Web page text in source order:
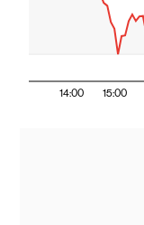
14:00 15:00